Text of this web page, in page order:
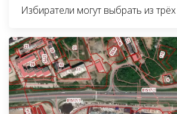
Избиратели могут выбрать из